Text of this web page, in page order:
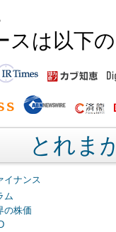
スは以下
とれま
イナンス
ム
の株価